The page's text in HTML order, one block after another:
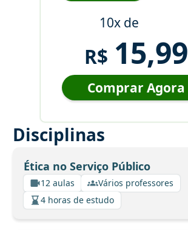
10x de
R$ 15,99
Comprar Agora
Disciplinas
Ética no Serviço Público
12 aulas
Vários professores
4 horas de estudo